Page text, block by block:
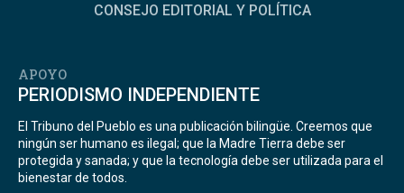
CONSEJO EDITORIAL Y POLÍTICA
APOYO
PERIODISMO INDEPENDIENTE
El Tribuno del Pueblo es una publicación bilingüe. Creemos que
ningún ser humano es ilegal; que la Madre Tierra debe ser
protegida y sanada; y que la tecnología debe ser utilizada para el
bienestar de todos.